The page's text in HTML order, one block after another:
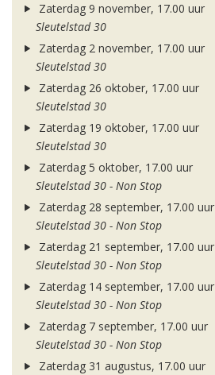
Zaterdag 9 november, 17.00 uur
Sleutelstad 30
Zaterdag 2 november, 17.00 uur
Sleutelstad 30
Zaterdag 26 oktober, 17.00 uur
Sleutelstad 30
Zaterdag 19 oktober, 17.00 uur
Sleutelstad 30
Zaterdag 5 oktober, 17.00 uur
Sleutelstad 30 - Non Stop
Zaterdag 28 september, 17.00 uur
Sleutelstad 30 - Non Stop
Zaterdag 21 september, 17.00 uur
Sleutelstad 30 - Non Stop
Zaterdag 14 september, 17.00 uur
Sleutelstad 30 - Non Stop
Zaterdag 7 september, 17.00 uur
Sleutelstad 30 - Non Stop
Zaterdag 31 augustus, 17.00 uur